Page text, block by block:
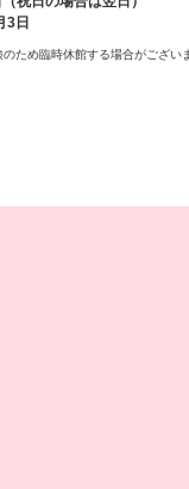
3日
ため臨時休館する場合がござい